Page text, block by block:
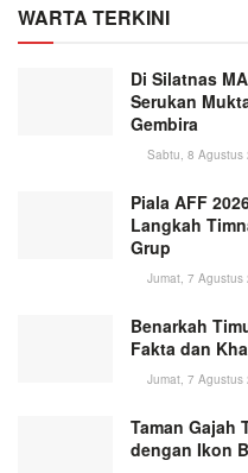
WARTA TERKINI
Di Silatnas
Serukan
Gembira
Sabtu, 8 Agustus
Piala AFF
Langkah
Grup
Jumat, 7 Agustus
Benarkah
Fakta dan
Jumat, 7 Agustus
Taman Gajah
dengan Ikon